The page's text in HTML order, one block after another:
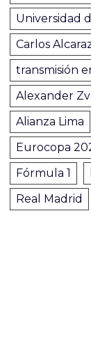
Universidad
Carlos
transmisión
Alexander
Alianza Lima
Eurocopa
Fórmula 1
Real Madrid